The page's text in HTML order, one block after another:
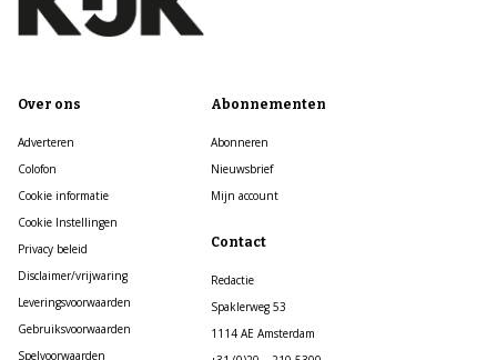
Over ons
Adverteren
Colofon
Cookie informatie
Cookie Instellingen
Privacy beleid
Disclaimer/vrijwaring
Leveringsvoorwaarden
Gebruiksvoorwaarden
Spelvoorwaarden
Abonnementen
Abonneren
Nieuwsbrief
Mijn account
Contact
Redactie
Spaklerweg 53
1114 AE Amsterdam